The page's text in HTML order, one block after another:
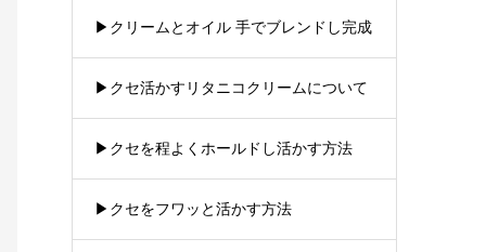
▶︎クリームとオイル 手でブレンドし完成
▶︎クセ活かすリタニコクリームについて
▶︎クセを程よくホールドし活かす方法
▶︎クセをフワッと活かす方法